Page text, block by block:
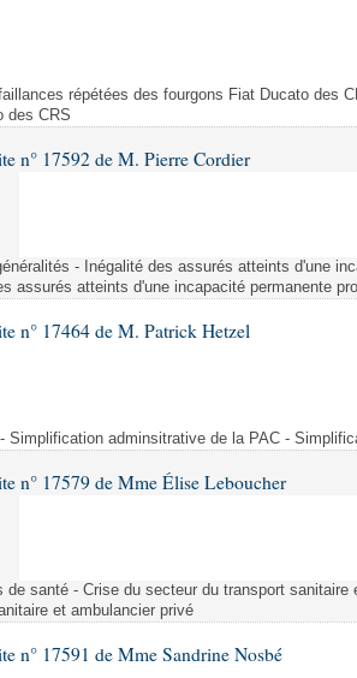
répétées des fourgons Fiat Ducato des
des CRS
n° 17592 de M. Pierre Cordier
- Inégalité des assurés atteints d'une
assurés atteints d'une incapacité permanente
n° 17464 de M. Patrick Hetzel
Simplification adminsitrative de la PAC -
n° 17579 de Mme Élise Leboucher
de santé - Crise du secteur du transport
et ambulancier privé
n° 17591 de Mme Sandrine Nosbé